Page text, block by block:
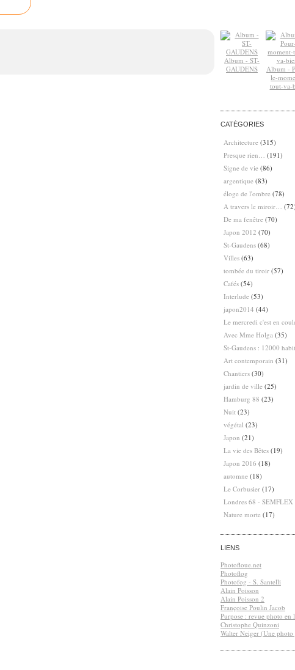
Album - ST-
GAUDENS
Album -
le-
tout-va-
CATÉGORIES
Architecture (315)
Presque rien…
(191)
Signe de vie (86)
argentique (83)
éloge de l'ombre (78)
A travers le miroir…
(72)
De ma fenêtre (70)
Japon 2012 (70)
St-Gaudens (68)
Villes (63)
tombée du tiroir (57)
Cafés (54)
Interlude (53)
japon2014 (44)
Le mercredi c'est en
Avec Mme Holga (35)
St-Gaudens : 12000
Art contemporain (31)
Chantiers (30)
jardin de ville (25)
Hamburg 88 (23)
Nuit (23)
végétal (23)
Japon (21)
La vie des Bêtes (19)
Japon 2016 (18)
automne (18)
Le Corbusier (17)
Londres 68 - SEMFLEX
Nature morte (17)
LIENS
Photofloue.net
Photoflog
Photofog - S. Santelli
Alain Poisson
Alain Poisson 2
Françoise Poulin Jacob
Purpose : revue photo en
Christophe Quinzoni
Walter Neiger (Une